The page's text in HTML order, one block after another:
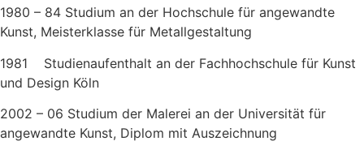
1980 – 84 Studium an der Hochschule für angewandte
Kunst, Meisterklasse für Metallgestaltung
1981 Studienaufenthalt an der Fachhochschule für Kunst
und Design Köln
2002 – 06 Studium der Malerei an der Universität für
angewandte Kunst, Diplom mit Auszeichnung